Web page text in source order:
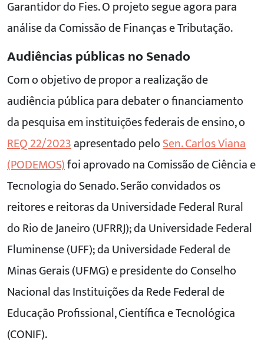
Garantidor do Fies. O projeto segue agora para
análise da Comissão de Finanças e Tributação.
Audiências públicas no Senado
Com o objetivo de propor a realização de
audiência pública para debater o financiamento
da pesquisa em instituições federais de ensino, o
REQ 22/2023apresentado peloSen. Carlos Viana
(PODEMOS)foi aprovado na Comissão de Ciência e
Tecnologia do Senado. Serão convidados os
reitores e reitoras da Universidade Federal Rural
do Rio de Janeiro (UFRRJ); da Universidade Federal
Fluminense (UFF); da Universidade Federal de
Minas Gerais (UFMG) e presidente do Conselho
Nacional das Instituições da Rede Federal de
Educação Profissional, Científica e Tecnológica
(CONIF).